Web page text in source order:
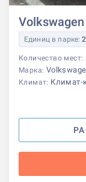
Единиц в парке:2
Количество мест:
Марка:
Климат: Климат-